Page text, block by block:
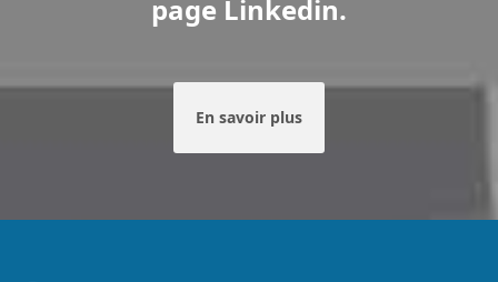
page Linkedin.
En savoir plus